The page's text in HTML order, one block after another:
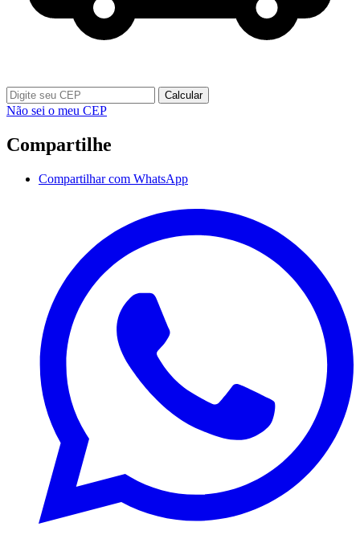
Calcular
Não sei o meu CEP
Compartilhe
Compartilhar com WhatsApp